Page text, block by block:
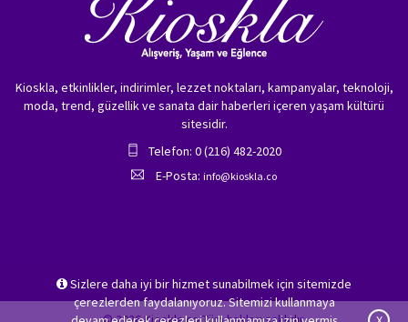
Sizlere daha iyi bir hizmet sunabilmek için sitemizde
çerezlerden faydalanıyoruz. Sitemizi kullanmaya
Kioskla, etkinlikler, indirimler, lezzet noktaları, kampanyalar, teknoloji,
moda, trend, güzellik ve sanata dair haberleri içeren yaşam kültürü
sitesidir.
Telefon: 0 (216) 482-2020
E-Posta: info@kioskla.co